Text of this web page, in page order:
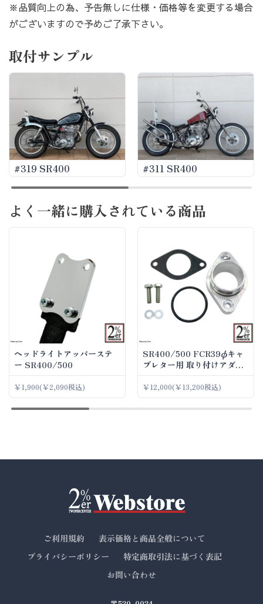
※品質向上の為、予告無しに仕様・価格等を変更する場合
がございますので予めご了承下さい。
取付サンプル
#319 SR400 #311 SR400
よく一緒に購入されている商品
ヘッドライトアッパーステ
ー SR400/500
￥1,900(￥2,090税込)
SR400/500 FCR39φキャ
ブレター用 取り付けアダプ
￥12,000(￥13,200税込)
ご利用規約
表示価格と商品全般について
プライバシーポリシー
特定商取引法に基づく表記
お問い合わせ